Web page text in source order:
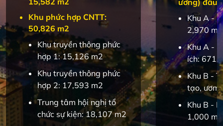
Khu phức hợp CNTT:
50,826 m2
Khu truyền thông phức
hợp 1: 15,126 m2
Khu truyền thông phức
hợp 2: 17,593 m2
Trung tâm hội nghị tổ
chức sự kiện: 18,107 m2
ương) đầu
Khu A -
2,970 m2
Khu A -
ích: 671
Khu B -
tạo, ươm
Khu B -
1,000 m2